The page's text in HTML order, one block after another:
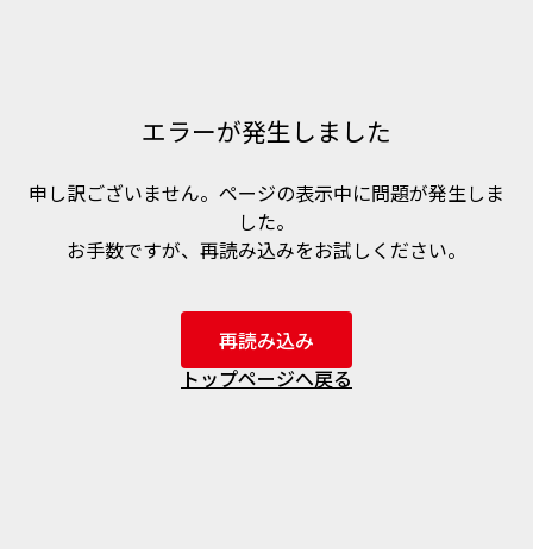
エラーが発生しました
申し訳ございません。ページの表示中に問題が発生しま
した。
お手数ですが、再読み込みをお試しください。
再読み込み
トップページへ戻る